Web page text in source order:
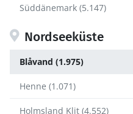
Süddänemark (5.147)
Nordseeküste
Blåvand (1.975)
Henne (1.071)
Holmsland Klit (4.552)